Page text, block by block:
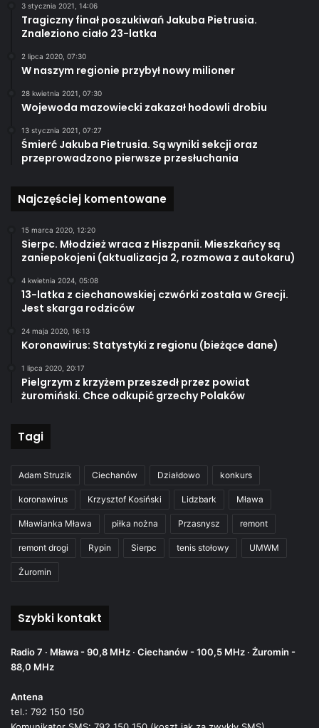
3 stycznia 2021, 14:06
Tragiczny finał poszukiwań Jakuba Pietrusia.
Znaleziono ciało 23-latka
2 lipca 2020, 07:30
W naszym regionie przybył nowy milioner
28 kwietnia 2021, 07:30
Wojewoda mazowiecki zakazał hodowli drobiu
13 stycznia 2021, 07:27
Śmierć Jakuba Pietrusia. Są wyniki sekcji oraz
przeprowadzono pierwsze przesłuchania
Najczęściej komentowane
15 marca 2020, 12:20
Sierpc. Młodzież wraca z Hiszpanii. Mieszkańcy są
zaniepokojeni (aktualizacja 2, rozmowa z autokaru)
4 kwietnia 2024, 05:08
13-latka z ciechanowskiej czwórki została w Grecji.
Jest skarga rodziców
24 maja 2020, 16:13
Koronawirus: Statystyki z regionu (bieżące dane)
1 lipca 2020, 20:17
Pielgrzym z krzyżem przeszedł przez powiat
żuromiński. Chce odkupić grzechy Polaków
Tagi
Adam Struzik Ciechanów Działdowo konkurs
koronawirus Krzysztof Kosiński Lidzbark Mława
Mławianka Mława piłka nożna Przasnysz remont
remont drogi Rypin Sierpc tenis stołowy UMWM
Żuromin
Szybki kontakt
Radio 7 · Mława - 90,8 MHz · Ciechanów - 100,5 MHz · Żuromin -
88,0 MHz
Antena
tel.: 792 150 150